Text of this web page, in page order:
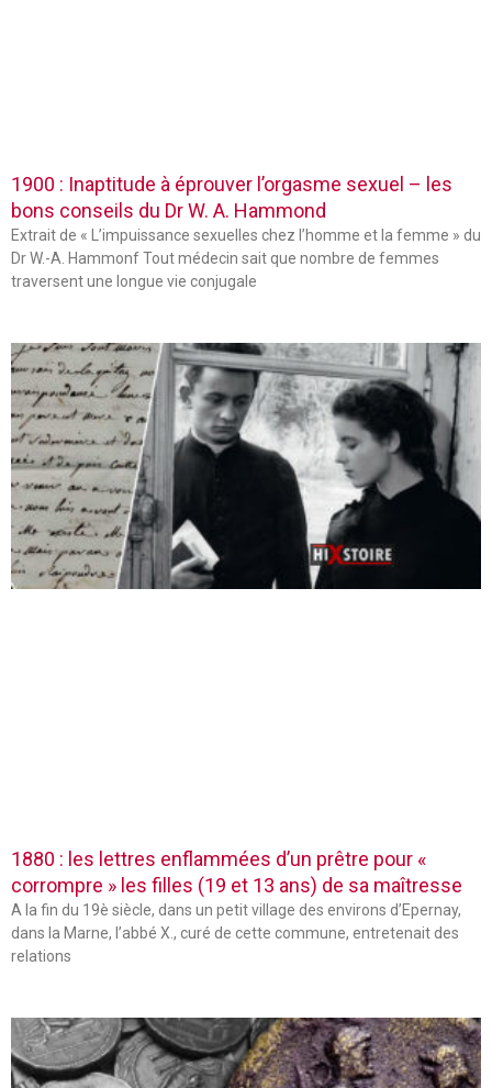
1900 : Inaptitude à éprouver l’orgasme sexuel – les
bons conseils du Dr W. A. Hammond
Extrait de « L’impuissance sexuelles chez l’homme et la femme » du
Dr W.-A. Hammonf Tout médecin sait que nombre de femmes
traversent une longue vie conjugale
1880 : les lettres enflammées d’un prêtre pour «
corrompre » les filles (19 et 13 ans) de sa maîtresse
A la fin du 19è siècle, dans un petit village des environs d’Epernay,
dans la Marne, l’abbé X., curé de cette commune, entretenait des
relations